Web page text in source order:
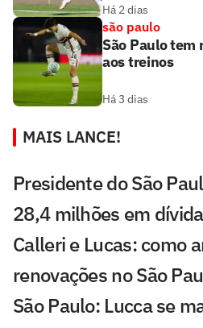
Há 2 dias
são paulo
São Paulo
aos treinos
Há 3 dias
MAIS LANCE!
Presidente do São
28,4 milhões em
Calleri e Lucas: como
renovações no São
São Paulo: Lucca se